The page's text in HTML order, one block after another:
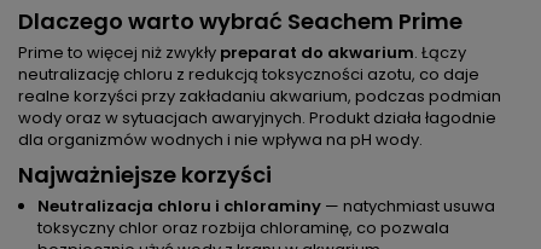
Dlaczego warto wybrać Seachem Prime
Prime to więcej niż zwykły preparat do akwarium. Łączy
neutralizację chloru z redukcją toksyczności azotu, co daje
realne korzyści przy zakładaniu akwarium, podczas podmian
wody oraz w sytuacjach awaryjnych. Produkt działa łagodnie
dla organizmów wodnych i nie wpływa na pH wody.
Najważniejsze korzyści
Neutralizacja chloru i chloraminy — natychmiast usuwa
toksyczny chlor oraz rozbija chloraminę, co pozwala